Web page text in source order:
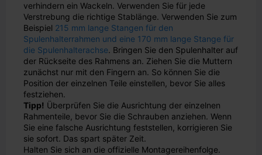
verhindern ein Wackeln. Verwenden Sie für jede
Verstrebung die richtige Stablänge. Verwenden Sie zum
Beispiel 215 mm lange Stangen für den
Spulenhalterrahmen und eine 170 mm lange Stange für
die Spulenhalterachse. Bringen Sie den Spulenhalter auf
der Rückseite des Rahmens an. Ziehen Sie die Muttern
zunächst nur mit den Fingern an. So können Sie die
Position der einzelnen Teile einstellen, bevor Sie alles
festziehen.
Tipp! Überprüfen Sie die Ausrichtung der einzelnen
Rahmenteile, bevor Sie die Schrauben anziehen. Wenn
Sie eine falsche Ausrichtung feststellen, korrigieren Sie
sie sofort. Das spart später Zeit.
Halten Sie sich an die offizielle Montagereihenfolge.